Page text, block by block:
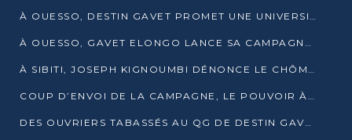
À OUESSO, DESTIN GAVET PROMET UNE UNIVERSITÉ POUR LA SANGHA
À OUESSO, GAVET ELONGO LANCE SA CAMPAGNE SOUS LE SIGNE DU RENOUVEAU
À SIBITI, JOSEPH KIGNOUMBI DÉNONCE LE CHÔMAGE ET LES DÉFAILLANCES DE L’ÉTAT
COUP D’ENVOI DE LA CAMPAGNE, LE POUVOIR À POINTE-NOIRE, L’OPPOSITION À OUESSO ET SIBITI
DES OUVRIERS TABASSÉS AU QG DE DESTIN GAVET À 24 HEURES DE L’OUVERTURE DE LA CAMPAGNE